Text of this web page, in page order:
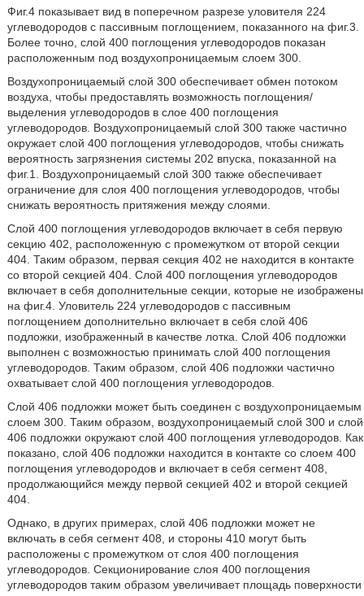
Фиг.4 показывает вид в поперечном разрезе уловителя 224
углеводородов с пассивным поглощением, показанного на фиг.3.
Более точно, слой 400 поглощения углеводородов показан
расположенным под воздухопроницаемым слоем 300.
Воздухопроницаемый слой 300 обеспечивает обмен потоком
воздуха, чтобы предоставлять возможность поглощения/
выделения углеводородов в слое 400 поглощения
углеводородов. Воздухопроницаемый слой 300 также частично
окружает слой 400 поглощения углеводородов, чтобы снижать
вероятность загрязнения системы 202 впуска, показанной на
фиг.1. Воздухопроницаемый слой 300 также обеспечивает
ограничение для слоя 400 поглощения углеводородов, чтобы
снижать вероятность притяжения между слоями.
Слой 400 поглощения углеводородов включает в себя первую
секцию 402, расположенную с промежутком от второй секции
404. Таким образом, первая секция 402 не находится в контакте
со второй секцией 404. Слой 400 поглощения углеводородов
включает в себя дополнительные секции, которые не изображены
на фиг.4. Уловитель 224 углеводородов с пассивным
поглощением дополнительно включает в себя слой 406
подложки, изображенный в качестве лотка. Слой 406 подложки
выполнен с возможностью принимать слой 400 поглощения
углеводородов. Таким образом, слой 406 подложки частично
охватывает слой 400 поглощения углеводородов.
Слой 406 подложки может быть соединен с воздухопроницаемым
слоем 300. Таким образом, воздухопроницаемый слой 300 и слой
406 подложки окружают слой 400 поглощения углеводородов. Как
показано, слой 406 подложки находится в контакте со слоем 400
поглощения углеводородов и включает в себя сегмент 408,
продолжающийся между первой секцией 402 и второй секцией
404.
Однако, в других примерах, слой 406 подложки может не
включать в себя сегмент 408, и стороны 410 могут быть
расположены с промежутком от слоя 400 поглощения
углеводородов. Секционирование слоя 400 поглощения
углеводородов таким образом увеличивает площадь поверхности